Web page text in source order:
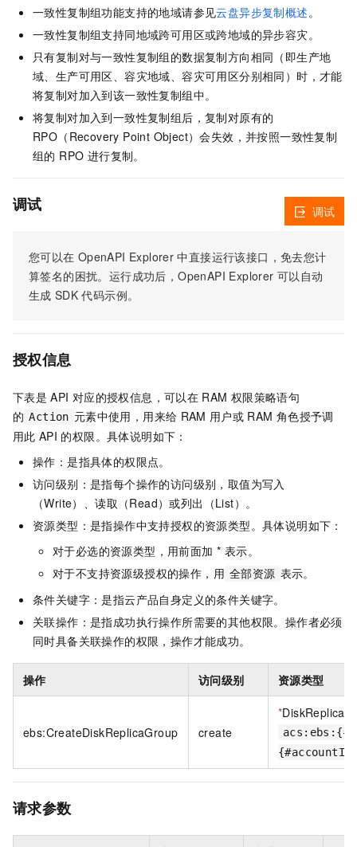
一致性复制组功能支持的地域请参见云盘异步复制概述。
一致性复制组支持同地域跨可用区或跨地域的异步容灾。
只有复制对与一致性复制组的数据复制方向相同（即生产地
域、生产可用区、容灾地域、容灾可用区分别相同）时，才能
将复制对加入到该一致性复制组中。
将复制对加入到一致性复制组后，复制对原有的
RPO（Recovery Point Object）会失效，并按照一致性复制
组的 RPO 进行复制。
调试
您可以在 OpenAPI Explorer 中直接运行该接口，免去您计
算签名的困扰。运行成功后，OpenAPI Explorer 可以自动
生成 SDK 代码示例。
调试
授权信息
下表是 API 对应的授权信息，可以在 RAM 权限策略语句
的 Action 元素中使用，用来给 RAM 用户或 RAM 角色授予调
用此 API 的权限。具体说明如下：
操作：是指具体的权限点。
访问级别：是指每个操作的访问级别，取值为写入
（Write）、读取（Read）或列出（List）。
资源类型：是指操作中支持授权的资源类型。具体说明如下：
对于必选的资源类型，用前面加 * 表示。
对于不支持资源级授权的操作，用 全部资源 表示。
条件关键字：是指云产品自身定义的条件关键字。
关联操作：是指成功执行操作所需要的其他权限。操作者必须
同时具备关联操作的权限，操作才能成功。
操作 访问级别 资源类型
ebs:CreateDiskReplicaGroup create
*
请求参数